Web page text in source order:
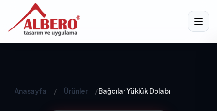
Anasayfa / Ürünler /Bağcılar Yüklük Dolabı